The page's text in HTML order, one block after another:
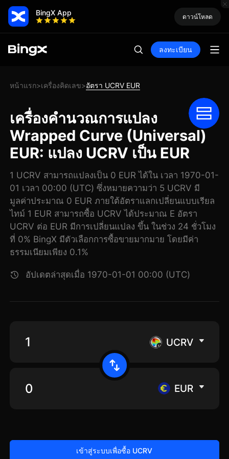
BingX App ดาวน์โหลด
ลงทะเบียน
หน้าแรก>เครื่องคิดเลข>อัตรา UCRV EUR
เครื่องคำนวณการแปลง
Wrapped Curve (Universal)
EUR: แปลง UCRV เป็น EUR
1 UCRV สามารถแปลงเป็น 0 EUR ได้ใน เวลา 1970-01-
01 เวลา 00:00 (UTC) ซึ่งหมายความว่า 5 UCRV มี
มูลค่าประมาณ 0 EUR ภายใต้อัตราแลกเปลี่ยนแบบเรียล
ไทม์ 1 EUR สามารถซื้อ UCRV ได้ประมาณ E อัตรา
UCRV ต่อ EUR มีการเปลี่ยนแปลง ขึ้น ในช่วง 24 ชั่วโมง
ที่ 0% BingX มีตัวเลือกการซื้อขายมากมาย โดยมีค่า
ธรรมเนียมเพียง 0.1%
อัปเดตล่าสุดเมื่อ 1970-01-01 00:00 (UTC)
UCRV
EUR
เข้าสู่ระบบเพื่อซื้อ UCRV